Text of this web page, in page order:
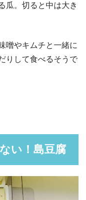
瓜。切ると中は大き
噌やキムチと一緒に
りして食べるそうで
い！島豆腐